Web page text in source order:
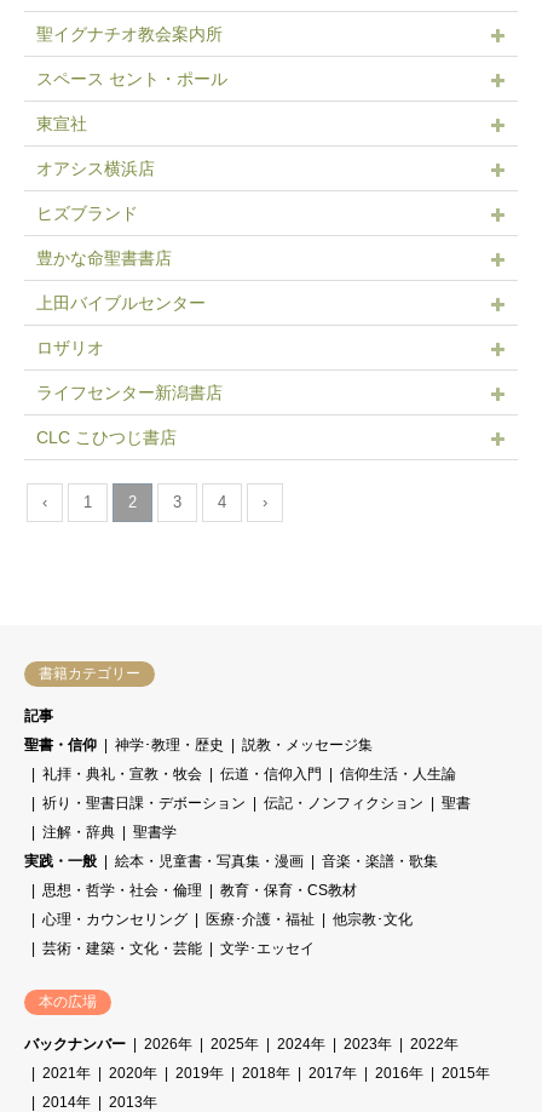
聖イグナチオ教会案内所
スペース セント・ポール
東宣社
オアシス横浜店
ヒズブランド
豊かな命聖書書店
上田バイブルセンター
ロザリオ
ライフセンター新潟書店
CLC こひつじ書店
‹ 1 2 3 4 ›
書籍カテゴリー
記事
聖書・信仰
神学･教理・歴史
説教・メッセージ集
礼拝・典礼・宣教・牧会
伝道・信仰入門
信仰生活・人生論
祈り・聖書日課・デボーション
伝記・ノンフィクション
聖書
注解・辞典
聖書学
実践・一般
絵本・児童書・写真集・漫画
音楽・楽譜・歌集
思想・哲学・社会・倫理
教育・保育・CS教材
心理・カウンセリング
医療･介護・福祉
他宗教･文化
芸術・建築・文化・芸能
文学･エッセイ
本の広場
バックナンバー 2026年 2025年 2024年 2023年
2022年
2021年
2020年 2019年 2018年 2017年 2016年
2015年
2014年
2013年